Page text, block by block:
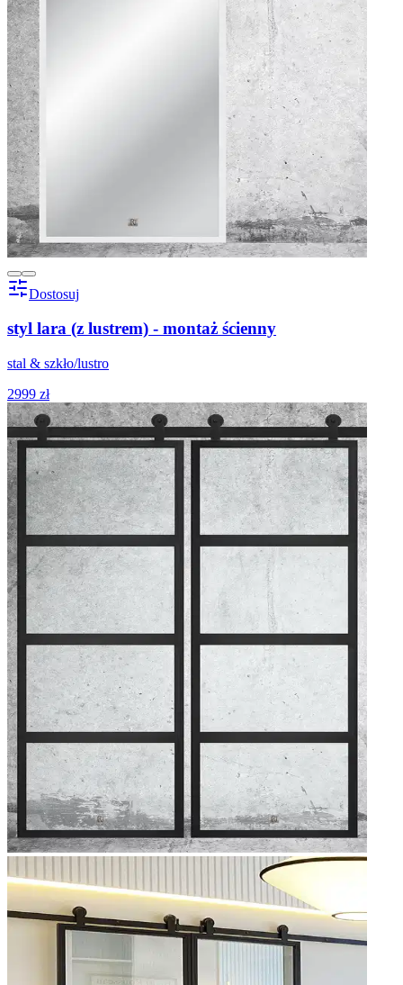
Dostosuj
styl lara (z lustrem) - montaż ścienny
stal & szkło/lustro
2999 zł